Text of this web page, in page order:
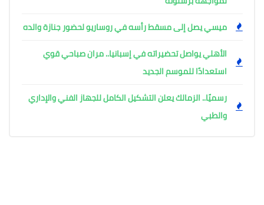
ميسي يصل إلى مسقط رأسه في روساريو لحضور جنازة والده
الأهلي يواصل تحضيراته في إسبانيا.. مران صباحي قوي
استعدادًا للموسم الجديد
رسميًا.. الزمالك يعلن التشكيل الكامل للجهاز الفني والإداري
والطبي